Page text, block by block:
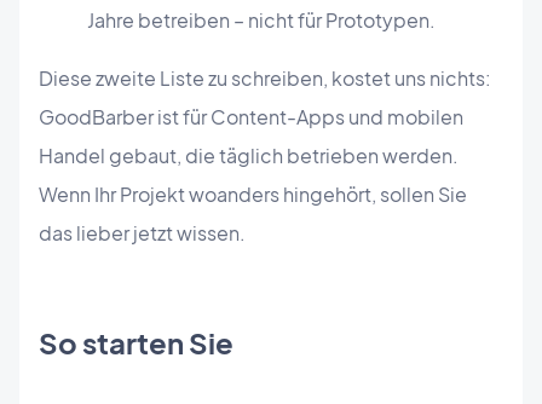
Jahre betreiben – nicht für Prototypen.
Diese zweite Liste zu schreiben, kostet uns nichts:
GoodBarber ist für Content-Apps und mobilen
Handel gebaut, die täglich betrieben werden.
Wenn Ihr Projekt woanders hingehört, sollen Sie
das lieber jetzt wissen.
So starten Sie